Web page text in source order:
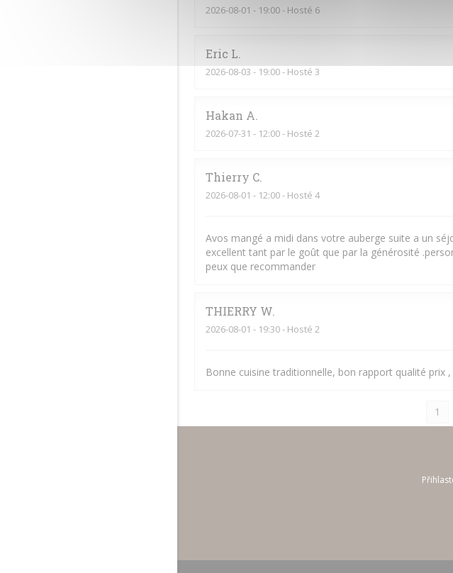
2026-08-01 - 19:00 - Hosté 6
Eric L
2026-08-03 - 19:00 - Hosté 3
Hakan A
2026-07-31 - 12:00 - Hosté 2
Thierry C
2026-08-01 - 12:00 - Hosté 4
Avos mangé a midi dans votre auberge suite a un
excellent tant par le goût que par la générosité
peux que recommander
THIERRY W
2026-08-01 - 19:30 - Hosté 2
Bonne cuisine traditionnelle, bon rapport qualité prix
1